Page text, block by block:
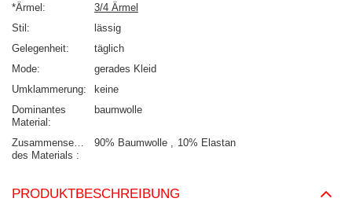
*Ärmel
3/4 Ärmel
Stil
lässig
Gelegenheit
täglich
Mode
gerades Kleid
Umklammerung
keine
Dominantes
Material
baumwolle
Zusammensetzung
des Materials
90% Baumwolle 10% Elastan
PRODUKTBESCHREIBUNG